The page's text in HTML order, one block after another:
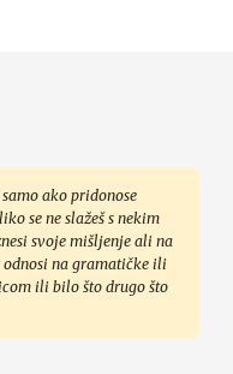
ako pridonose
se ne slažeš s nekim
svoje mišljenje ali na
na gramatičke ili
ili bilo što drugo što